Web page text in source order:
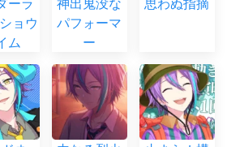
ョウ
ム
パフォーマ
ー